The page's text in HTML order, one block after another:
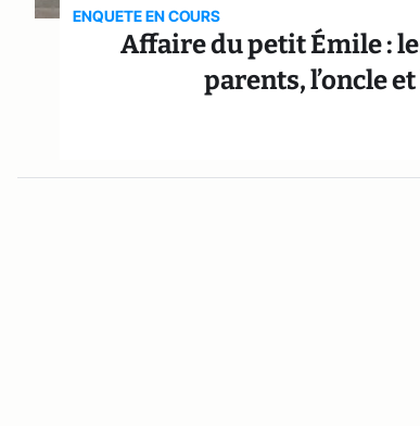
ENQUETE EN COURS
Affaire du petit Émile :
parents, l’oncle